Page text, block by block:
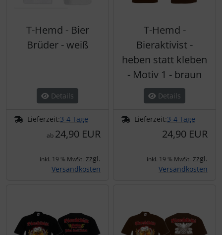
T-Hemd - Bier
Brüder - weiß
Details
Lieferzeit:3-4 Tage
ab 24,90 EUR
inkl. 19 % MwSt. zzgl.
Versandkosten
T-Hemd -
Bieraktivist -
heben statt kleben
- Motiv 1 - braun
Details
Lieferzeit:3-4 Tage
24,90 EUR
inkl. 19 % MwSt. zzgl.
Versandkosten